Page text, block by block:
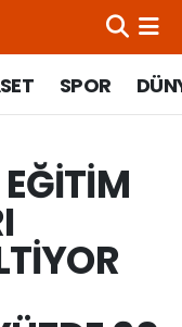
SPOR
Fikstür